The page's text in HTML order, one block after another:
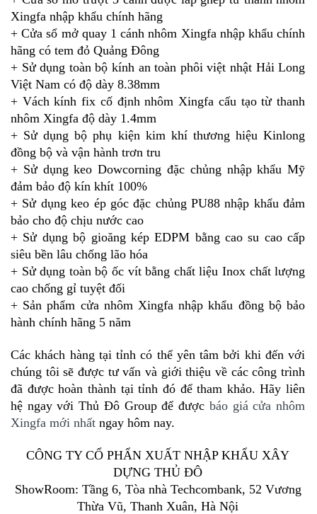
Xingfa nhập khẩu chính hãng
+ Cửa sổ mở quay 1 cánh nhôm Xingfa nhập khẩu chính
hãng có tem đỏ Quảng Đông
+ Sử dụng toàn bộ kính an toàn phôi việt nhật Hải Long
Việt Nam có độ dày 8.38mm
+ Vách kính fix cố định nhôm Xingfa cấu tạo từ thanh
nhôm Xingfa độ dày 1.4mm
+ Sử dụng bộ phụ kiện kim khí thương hiệu Kinlong
đồng bộ và vận hành trơn tru
+ Sử dụng keo Dowcorning đặc chủng nhập khẩu Mỹ
đảm bảo độ kín khít 100%
+ Sử dụng keo ép góc đặc chủng PU88 nhập khẩu đảm
bảo cho độ chịu nước cao
+ Sử dụng bộ gioăng kép EDPM bằng cao su cao cấp
siêu bền lâu chống lão hóa
+ Sử dụng toàn bộ ốc vít bằng chất liệu Inox chất lượng
cao chống gỉ tuyệt đối
+ Sản phẩm cửa nhôm Xingfa nhập khẩu đồng bộ bảo
hành chính hãng 5 năm
Các khách hàng tại tỉnh có thể yên tâm bởi khi đến với
chúng tôi sẽ được tư vấn và giới thiệu về các công trình
đã được hoàn thành tại tỉnh đó để tham khảo. Hãy liên
hệ ngay với Thủ Đô Group để được báo giá cửa nhôm
Xingfa mới nhất ngay hôm nay.
CÔNG TY CỔ PHẨN XUẤT NHẬP KHẨU XÂY
DỰNG THỦ ĐÔ
ShowRoom: Tầng 6, Tòa nhà Techcombank, 52 Vương
Thừa Vũ, Thanh Xuân, Hà Nội